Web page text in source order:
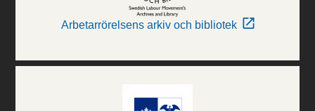
Arbetarrörelsens arkiv och bibliotek